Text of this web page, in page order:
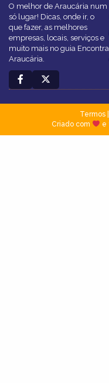
O melhor de Araucária num
só lugar! Dicas, onde ir, o
que fazer, as melhores
empresas, locais, serviços e
muito mais no guia Encontra
Araucária.
Termos|
Criado com
e